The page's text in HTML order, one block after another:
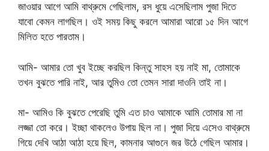
জাওয়ার আগে আমি বাথ্রুমে গেছিলাম, রস ধুয়ে এসেছিলাম পুজা দিতে
যাবো কেমন লাগছিল। ওই সময় কিছু করলে আমারা আরো ১৫ দিন আগে
মিলিত হতে পারতাম।
আমি- আমার তো খুব ইচ্ছে করছিল কিন্তু সাহস হয় নাই মা, তোমাকে
তখন বুঝতে পারি নাই, আর তুমিও তো তেমন সারা দাওনি তাই না।
মা- আমিও কি বুঝতে পেরেছি তুমি এত চাও আমাকে আমি তোমার মা না
লজ্জা তো করে। ইচ্ছা থাকলেও উপায় ছিল না। পুজা দিয়ে এসেও বাথ্রুমে
গিয়ে দেখি আঠা আঠা হয়ে ছিল, কামনার আগুনে জর উঠে গেছিল আমার।